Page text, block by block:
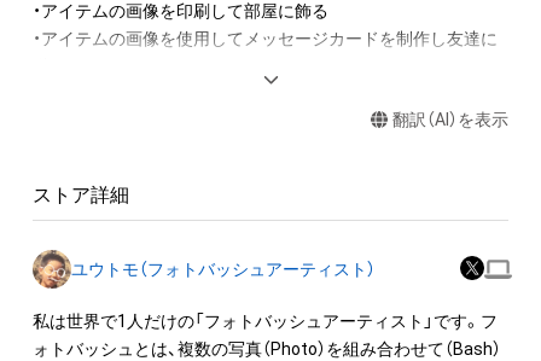
・アイテムの画像を印刷して部屋に飾る
・アイテムの画像を使用してメッセージカードを制作し友達に
権(著作権、特許権、実用新案権、商標権、意匠権その他の知的財
出願する権利を含みます。)を意味します。)は、本アイテムの著
作権を有する方、著作隣接権の権利者またはその管理委託を受
けている者によって保護されています。そのため、本アイテム
を保有していたとしても、本アイテムに関する創作物にかかる
翻訳（AI）を表示
ストア詳細
ユウトモ（フォトバッシュアーティスト）
私は世界で1人だけの「フォトバッシュアーティスト」です。フ
ォトバッシュとは、複数の写真（Photo）を組み合わせて（Bash）